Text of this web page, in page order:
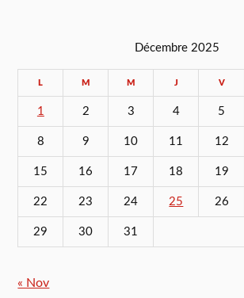
Décembre 2025
L M M J V
1 2 3 4 5
8 9 10 11 12
15 16 17 18 19
22 23 24 25 26
29 30 31
« Nov